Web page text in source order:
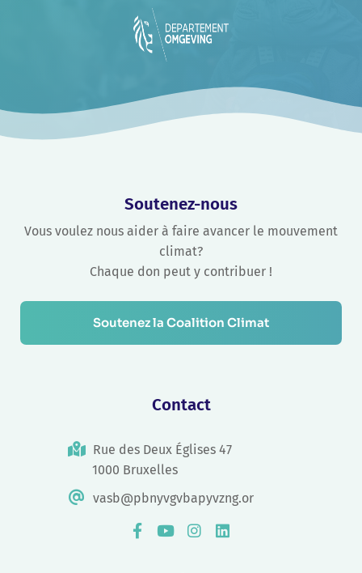
Soutenez-nous
Vous voulez nous aider à faire avancer le mouvement
climat?
Chaque don peut y contribuer !
Soutenez la Coalition Climat
Contact
Rue des Deux Églises 47
1000 Bruxelles
vasb@pbnyvgvbapyvzng.or